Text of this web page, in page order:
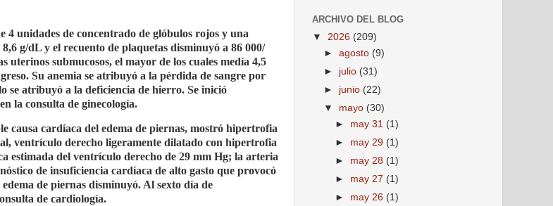
unidades de concentrado de glóbulos rojos y una
g/dL y el recuento de plaquetas disminuyó a 86 000/
submucosos, el mayor de los cuales medía 4,5
Su anemia se atribuyó a la pérdida de sangre por
se atribuyó a la deficiencia de hierro. Se inició
la consulta de ginecología.
causa cardíaca del edema de piernas, mostró hipertrofia
ventrículo derecho ligeramente dilatado con hipertrofia
estimada del ventrículo derecho de 29 mm Hg; la arteria
de insuficiencia cardíaca de alto gasto que provocó
de piernas disminuyó. Al sexto día de
de cardiología.
ARCHIVO DEL BLOG
▼ 2026 (209)
►agosto (9)
► julio (31)
► junio (22)
▼ mayo (30)
► may 31 (1)
► may 29 (1)
► may 28 (1)
► may 27 (1)
► may 26 (1)